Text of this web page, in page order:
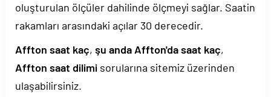
oluşturulan ölçüler dahilinde ölçmeyi sağlar. Saatin
rakamları arasındaki açılar 30 derecedir.
Affton saat kaç, şu anda Affton'da saat kaç,
Affton saat dilimi sorularına sitemiz üzerinden
ulaşabilirsiniz.